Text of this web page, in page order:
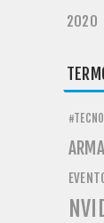
2020